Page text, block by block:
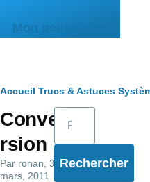
Mon pense-bête
Fil
d'Ariane
Accueil Trucs & Astuces
Conve
rsion
Par ronan , 31
mars, 2011
Rechercher